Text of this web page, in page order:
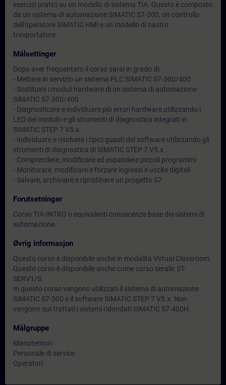
esercizi pratici su un modello di sistema TIA. Questo è composto
da un sistema di automazione SIMATIC S7-300, un controllo
dell'operatore SIMATIC HMI e un modello di nastro
trasportatore.
Målsettinger
Dopo aver frequentato il corso sarai in grado di:
- Mettere in servizio un sistema PLC SIMATIC S7-300/400
- Sostituire i moduli hardware di un sistema di automazione
SIMATIC S7-300/400
- Diagnosticare e individuare più errori hardware utilizzando i
LED del modulo e gli strumenti di diagnostica integrati in
SIMATIC STEP 7 V5.x.
- Individuare e risolvere i tipici guasti del software utilizzando gli
strumenti di diagnostica di SIMATIC STEP 7 V5.x.
- Comprendere, modificare ed espandere piccoli programmi
- Monitorare, modificare e forzare ingressi e uscite digitali
- Salvare, archiviare e ripristinare un progetto S7
Forutsetninger
Corso TIA-INTRO o equivalenti conoscenze base dei sistemi di
automazione.
Øvrig informasjon
Questo corso è disponibile anche in modalità Virtual Classroom.
Questo corso è disponibile anche come corso serale: ST-
SERV1/S.
In questo corso vengono utilizzati il sistema di automazione
SIMATIC S7-300 e il software SIMATIC STEP 7 V5.x. Non
vengono qui trattati i sistemi ridondati SIMATIC S7-400H.
Målgruppe
Manutentori
Personale di service
Operatori